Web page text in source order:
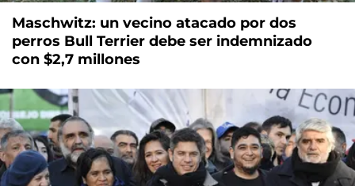
Maschwitz: un vecino atacado por dos
perros Bull Terrier debe ser indemnizado
con $2,7 millones